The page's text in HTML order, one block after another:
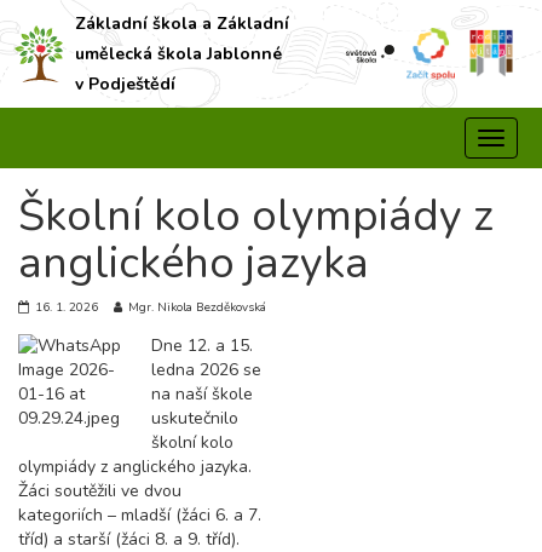
Základní škola a Základní
umělecká škola Jablonné
v Podještědí
Školní kolo olympiády z
anglického jazyka
16. 1. 2026 Mgr. Nikola Bezděkovská
Dne 12. a 15.
ledna 2026 se
na naší škole
uskutečnilo
školní kolo
olympiády z anglického jazyka.
Žáci soutěžili ve dvou
kategoriích – mladší (žáci 6. a 7.
tříd) a starší (žáci 8. a 9. tříd).